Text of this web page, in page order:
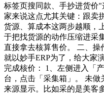
标签页搜同款、手抄进货价
家来说这点尤其关键：跟卖
货源、算成本这两步越顺，
于把找货源的动作压缩进采
直接拿去核算售价。 二、
就以妙手ERP为了，给大家
完成核价： 1、左侧进入「
台，点击「采集箱」。 未
来源显示。比如采的是美客